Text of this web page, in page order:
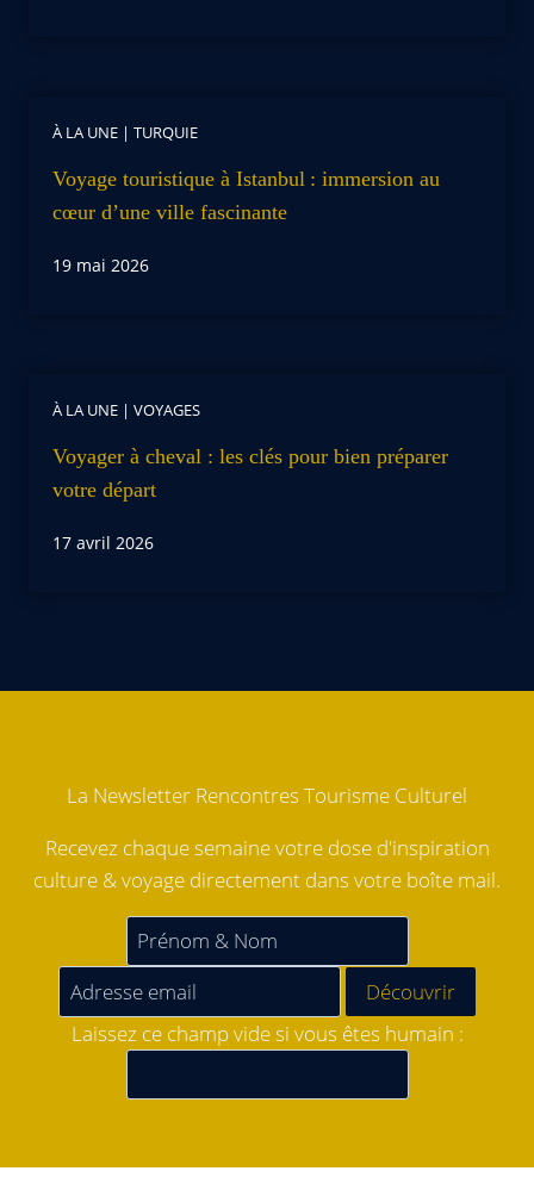
À LA UNE | TURQUIE
Voyage touristique à Istanbul : immersion au
cœur d’une ville fascinante
19 mai 2026
À LA UNE | VOYAGES
Voyager à cheval : les clés pour bien préparer
votre départ
17 avril 2026
La Newsletter Rencontres Tourisme Culturel
Recevez chaque semaine votre dose d'inspiration
culture & voyage directement dans votre boîte mail.
Laissez ce champ vide si vous êtes humain :